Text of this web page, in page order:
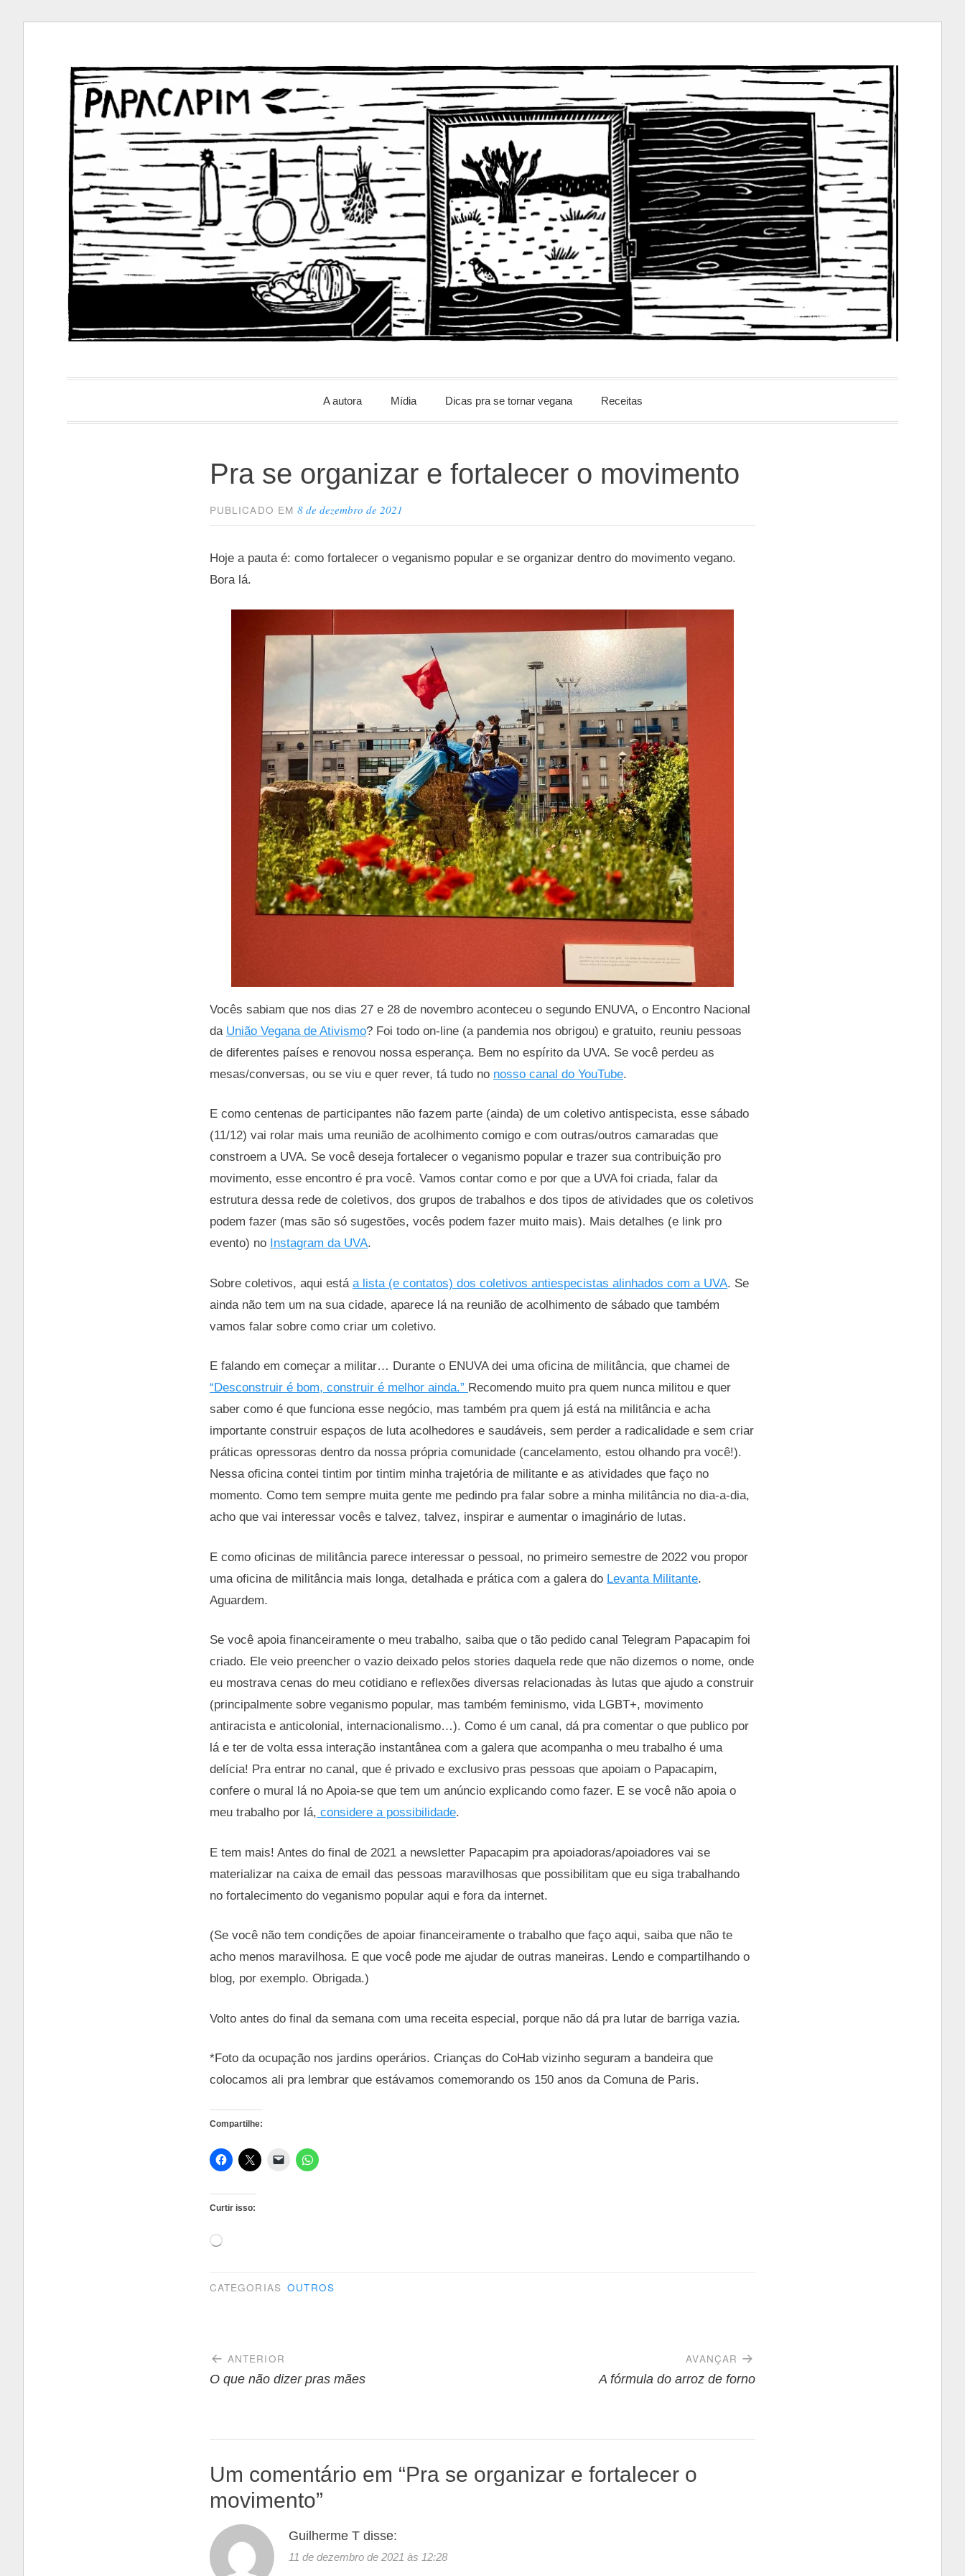
conteúdo
PapacapimA autora Mídia Dicas pra se tornar vegana Receitas
Pra se organizar e fortalecer o movimento
PUBLICADO EM8 de dezembro de 2021
Hoje a pauta é: como fortalecer o veganismo popular e se organizar dentro do movimento vegano.
Bora lá.
Vocês sabiam que nos dias 27 e 28 de novembro aconteceu o segundo ENUVA, o Encontro Nacional
da União Vegana de Ativismo? Foi todo on-line (a pandemia nos obrigou) e gratuito, reuniu pessoas
de diferentes países e renovou nossa esperança. Bem no espírito da UVA. Se você perdeu as
mesas/conversas, ou se viu e quer rever, tá tudo no nosso canal do YouTube.
E como centenas de participantes não fazem parte (ainda) de um coletivo antispecista, esse sábado
(11/12) vai rolar mais uma reunião de acolhimento comigo e com outras/outros camaradas que
constroem a UVA. Se você deseja fortalecer o veganismo popular e trazer sua contribuição pro
movimento, esse encontro é pra você. Vamos contar como e por que a UVA foi criada, falar da
estrutura dessa rede de coletivos, dos grupos de trabalhos e dos tipos de atividades que os coletivos
podem fazer (mas são só sugestões, vocês podem fazer muito mais). Mais detalhes (e link pro
evento) no Instagram da UVA.
Sobre coletivos, aqui está a lista (e contatos) dos coletivos antiespecistas alinhados com a UVA. Se
ainda não tem um na sua cidade, aparece lá na reunião de acolhimento de sábado que também
vamos falar sobre como criar um coletivo.
E falando em começar a militar… Durante o ENUVA dei uma oficina de militância, que chamei de
“Desconstruir é bom, construir é melhor ainda.” Recomendo muito pra quem nunca militou e quer
saber como é que funciona esse negócio, mas também pra quem já está na militância e acha
importante construir espaços de luta acolhedores e saudáveis, sem perder a radicalidade e sem criar
práticas opressoras dentro da nossa própria comunidade (cancelamento, estou olhando pra você!).
Nessa oficina contei tintim por tintim minha trajetória de militante e as atividades que faço no
momento. Como tem sempre muita gente me pedindo pra falar sobre a minha militância no dia-a-dia,
acho que vai interessar vocês e talvez, talvez, inspirar e aumentar o imaginário de lutas.
E como oficinas de militância parece interessar o pessoal, no primeiro semestre de 2022 vou propor
uma oficina de militância mais longa, detalhada e prática com a galera do Levanta Militante.
Aguardem.
Se você apoia financeiramente o meu trabalho, saiba que o tão pedido canal Telegram Papacapim foi
criado. Ele veio preencher o vazio deixado pelos stories daquela rede que não dizemos o nome, onde
eu mostrava cenas do meu cotidiano e reflexões diversas relacionadas às lutas que ajudo a construir
(principalmente sobre veganismo popular, mas também feminismo, vida LGBT+, movimento
antiracista e anticolonial, internacionalismo…). Como é um canal, dá pra comentar o que publico por
lá e ter de volta essa interação instantânea com a galera que acompanha o meu trabalho é uma
delícia! Pra entrar no canal, que é privado e exclusivo pras pessoas que apoiam o Papacapim,
confere o mural lá no Apoia-se que tem um anúncio explicando como fazer. E se você não apoia o
meu trabalho por lá, considere a possibilidade.
E tem mais! Antes do final de 2021 a newsletter Papacapim pra apoiadoras/apoiadores vai se
materializar na caixa de email das pessoas maravilhosas que possibilitam que eu siga trabalhando
no fortalecimento do veganismo popular aqui e fora da internet.
(Se você não tem condições de apoiar financeiramente o trabalho que faço aqui, saiba que não te
acho menos maravilhosa. E que você pode me ajudar de outras maneiras. Lendo e compartilhando o
blog, por exemplo. Obrigada.)
Volto antes do final da semana com uma receita especial, porque não dá pra lutar de barriga vazia.
*Foto da ocupação nos jardins operários. Crianças do CoHab vizinho seguram a bandeira que
colocamos ali pra lembrar que estávamos comemorando os 150 anos da Comuna de Paris.
Compartilhe:
Curtir isso:
Carregando...
CATEGORIAS OUTROS
Navegação
de
ANTERIOR
O que não dizer pras mães
AVANÇAR
A fórmula do arroz de forno
Um comentário em “Pra se organizar e fortalecer o
movimento”
Guilherme T disse:
11 de dezembro de 2021 às 12:28